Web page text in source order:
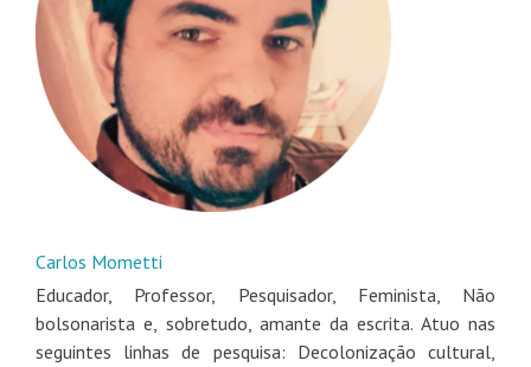
Carlos Mometti
Educador, Professor, Pesquisador, Feminista, Não
bolsonarista e, sobretudo, amante da escrita. Atuo nas
seguintes linhas de pesquisa: Decolonização cultural,